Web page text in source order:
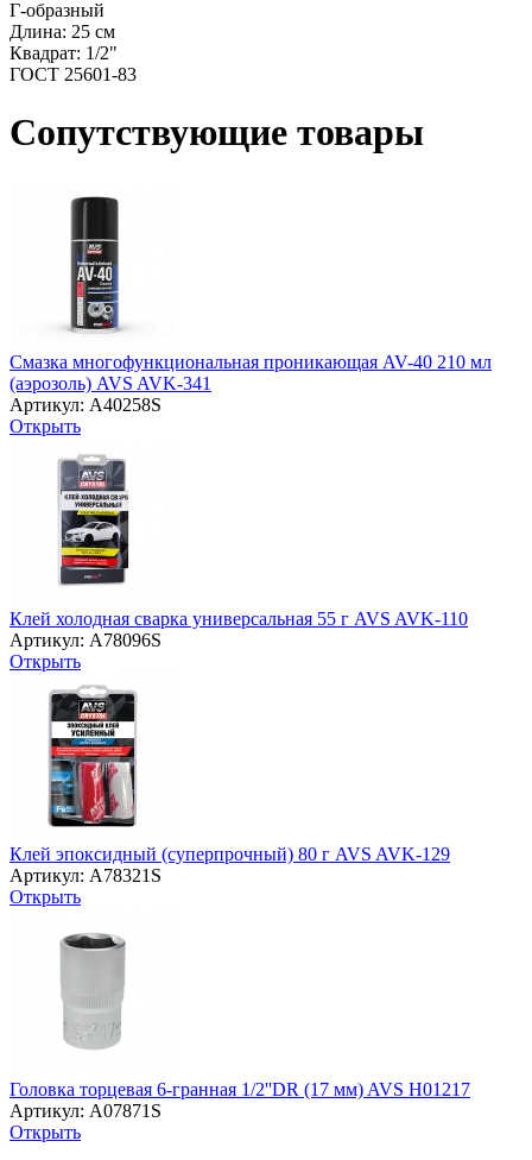
Г-образный
Длина: 25 см
Квадрат: 1/2"
ГОСТ 25601-83
Сопутствующие товары
Смазка многофункциональная проникающая AV-40 210 мл
(аэрозоль) AVS AVK-341
Артикул: A40258S
Открыть
Клей холодная сварка универсальная 55 г AVS AVK-110
Артикул: A78096S
Открыть
Клей эпоксидный (суперпрочный) 80 г AVS AVK-129
Артикул: A78321S
Открыть
Головка торцевая 6-гранная 1/2''DR (17 мм) AVS H01217
Артикул: A07871S
Открыть